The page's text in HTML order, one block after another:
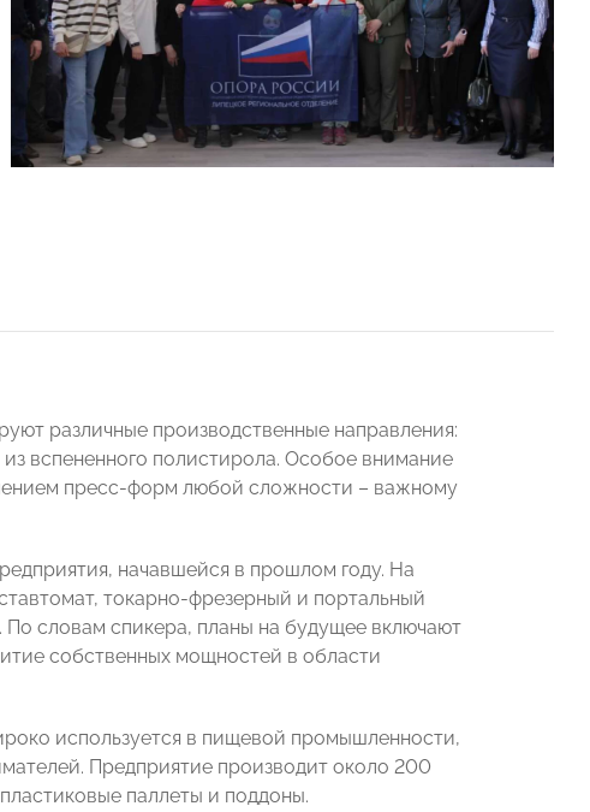
различные производственные направления:
вспененного полистирола. Особое внимание
пресс-форм любой сложности – важному
начавшейся в прошлом году. На
токарно-фрезерный и портальный
словам спикера, планы на будущее включают
собственных мощностей в области
используется в пищевой промышленности,
Предприятие производит около 200
паллеты и поддоны.